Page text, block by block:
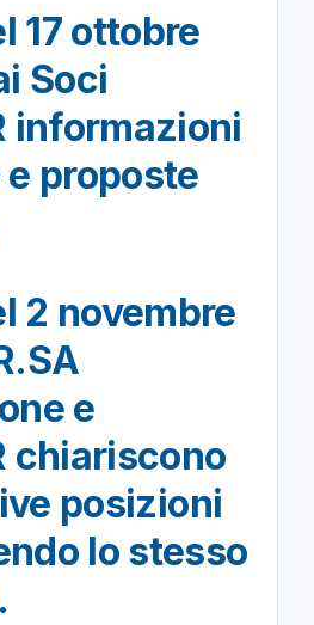
17 ottobre
Soci
informazioni
proposte
2 novembre
e
chiariscono
posizioni
lo stesso